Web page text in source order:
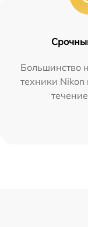
Большинство
техники